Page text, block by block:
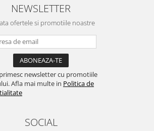
NEWSLETTER
ofertele si promotiile noastre
newsletter cu promotiile
Afla mai multe in Politica de
SOCIAL